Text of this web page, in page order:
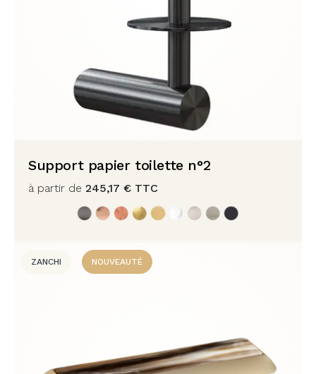
Support papier toilette n°2
à partir de 245,17 € TTC
ZANCHI NOUVEAUTÉ